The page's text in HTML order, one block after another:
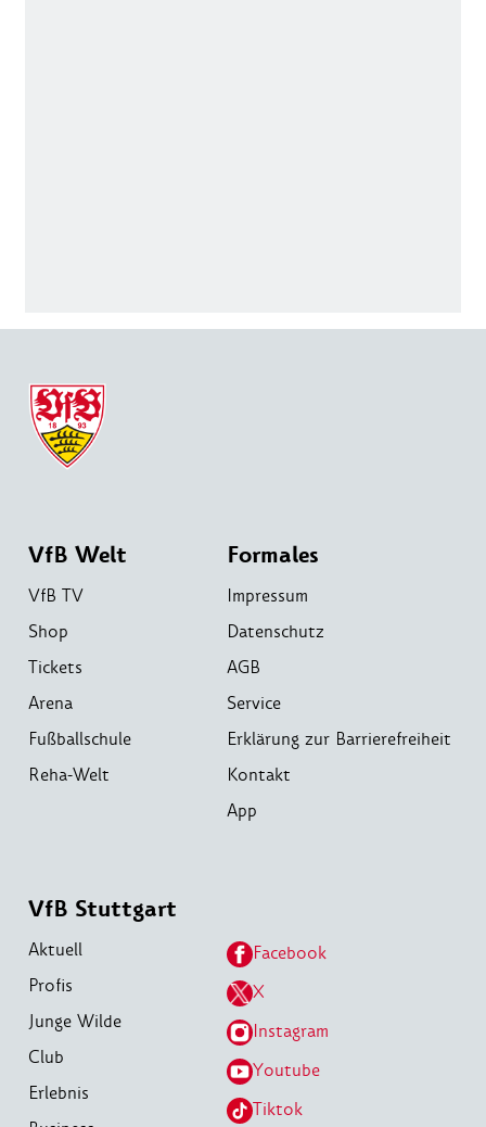
VfB Welt
VfB TV
Shop
Tickets
Arena
Fußballschule
Reha-Welt
Formales
Impressum
Datenschutz
AGB
Service
Erklärung zur Barrierefreiheit
Kontakt
App
VfB Stuttgart
Aktuell
Profis
Junge Wilde
Club
Erlebnis
Facebook
X
Instagram
Youtube
Tiktok